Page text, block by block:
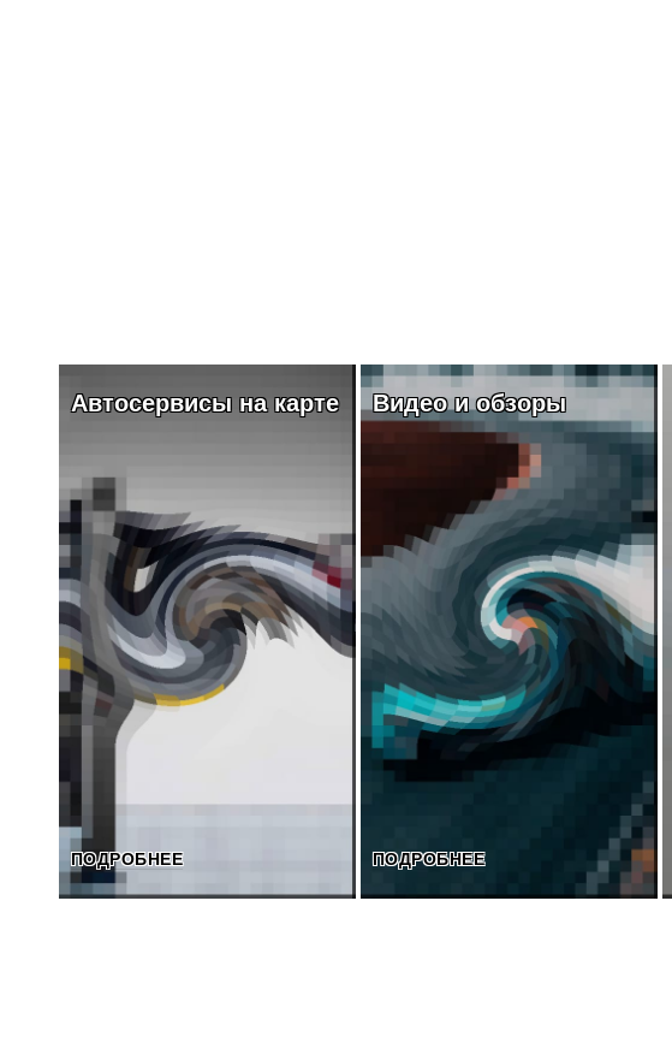
Автосервисы на карте
ПОДРОБНЕЕ
Видео и обзоры
ПОДРОБНЕЕ